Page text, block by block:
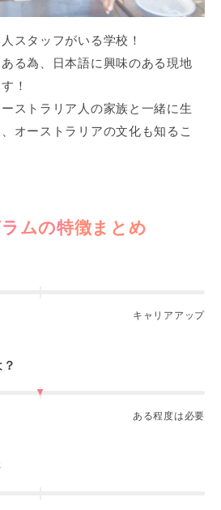
スタッフがいる学校！
る為、日本語に興味のある現地
！
ストラリア人の家族と一緒に生
オーストラリアの文化も知るこ
ムの特徴まとめ
キャリアアップ
ある程度は必要